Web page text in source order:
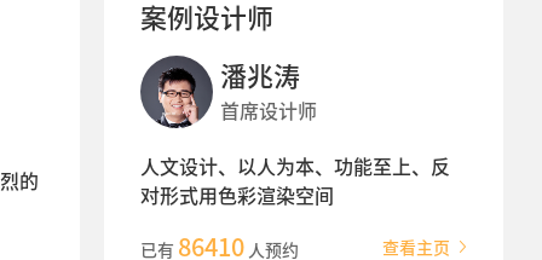
的
案例设计师
潘兆涛
首席设计师
人文设计、以人为本、功能至上、反
对形式用色彩渲染空间
已有 86410 人预约 查看主页